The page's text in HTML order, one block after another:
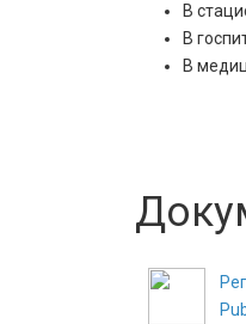
В
В
В